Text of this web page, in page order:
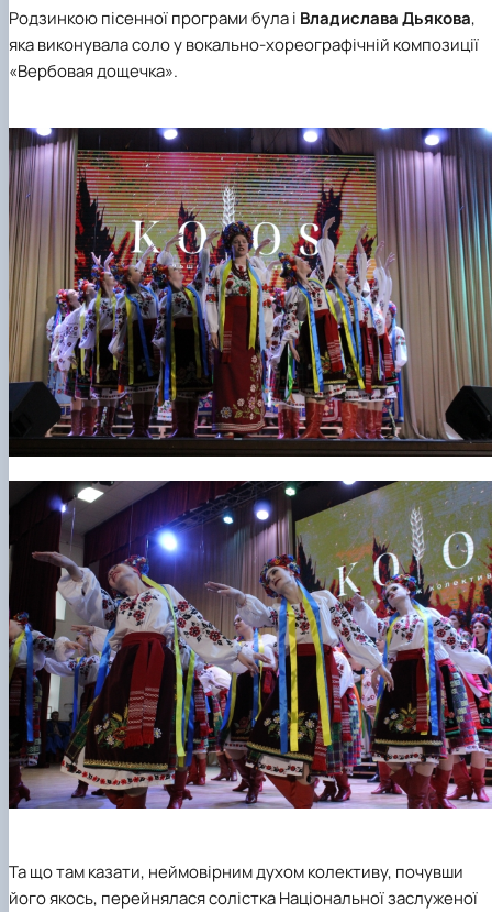
Родзинкою пісенної програми була і Владислава Дьякова,
яка виконувала соло у вокально-хореографічній композиції
«Вербовая дощечка».
Та що там казати, неймовірним духом колективу, почувши
його якось, перейнялася солістка Національної заслуженої